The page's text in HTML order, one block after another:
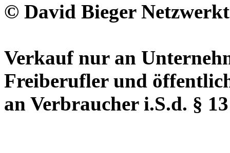
© David Bieger
Verkauf nur an
Freiberufler und
an Verbraucher i.S.d. §